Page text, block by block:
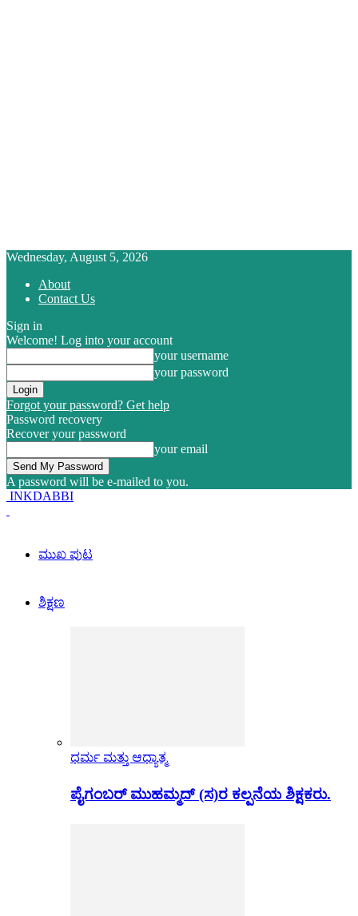
Wednesday, August 5, 2026
About
Contact Us
Sign in
Welcome! Log into your account
your username
your password
Forgot your password? Get help
Password recovery
Recover your password
your email
A password will be e-mailed to you.
INKDABBI
ಮುಖ ಪುಟ
ಶಿಕ್ಷಣ
ಧರ್ಮ ಮತ್ತು ಆಧ್ಯಾತ್ಮ
ಪೈಗಂಬರ್ ಮುಹಮ್ಮದ್ (ಸ)ರ ಕಲ್ಪನೆಯ ಶಿಕ್ಷಕರು.